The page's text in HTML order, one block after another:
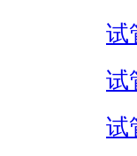
试
试
试